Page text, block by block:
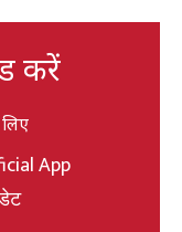
करें
App